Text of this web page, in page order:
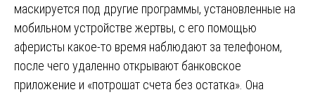
маскируется под другие программы, установленные на
мобильном устройстве жертвы, с его помощью
аферисты какое-то время наблюдают за телефоном,
после чего удаленно открывают банковское
приложение и «потрошат счета без остатка». Она